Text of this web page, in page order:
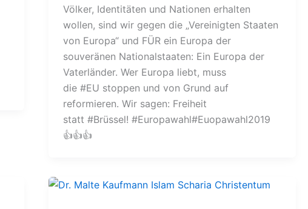
Völker, Identitäten und Nationen erhalten
wollen, sind wir gegen die „Vereinigten Staaten
von Europa“ und FÜR ein Europa der
souveränen Nationalstaaten: Ein Europa der
Vaterländer. Wer Europa liebt, muss
die #EU stoppen und von Grund auf
reformieren. Wir sagen: Freiheit
statt #Brüssel! #Europawahl#Euopawahl2019
👍👍👍